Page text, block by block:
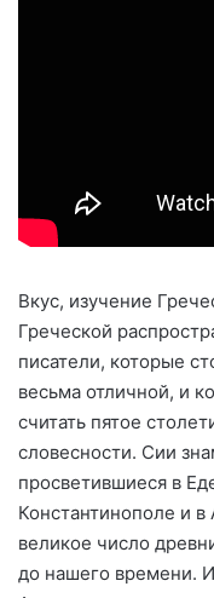
Вкус, изучение
Греческой
писатели, которые
весьма отличной, и
считать пятое
словесности. Сии
просветившиеся в
Константинополе и
великое число
до нашего времени.